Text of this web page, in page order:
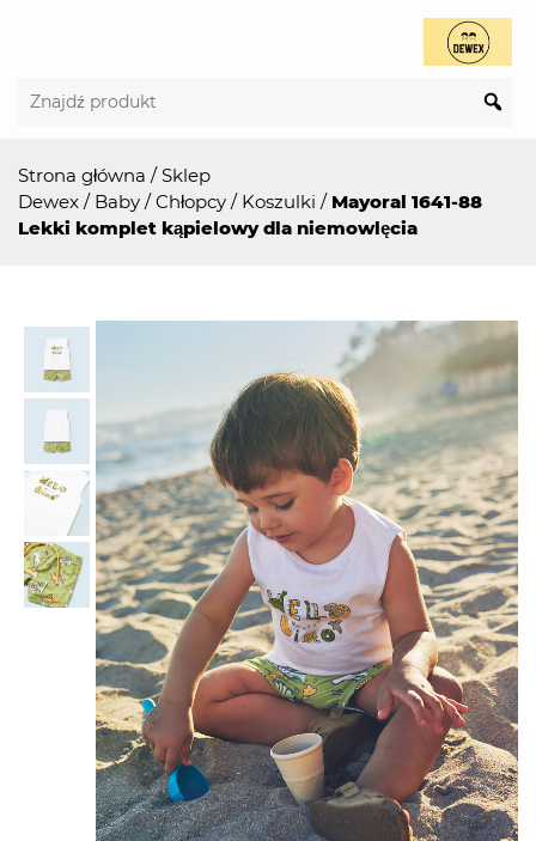
Strona główna /Sklep
Dewex / Baby /Chłopcy / Koszulki / Mayoral 1641-88
Lekki komplet kąpielowy dla niemowlęcia